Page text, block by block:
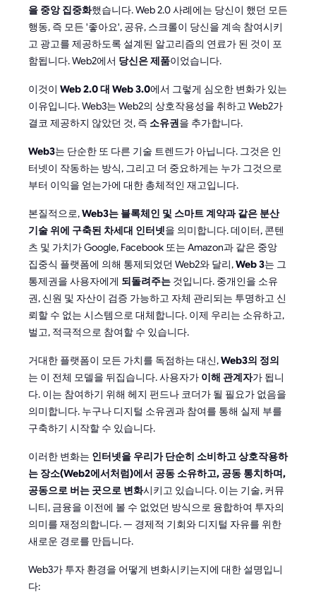
을 중앙 집중화했습니다. Web 2.0 사례에는 당신이 했던 모든
행동, 즉 모든 '좋아요', 공유, 스크롤이 당신을 계속 참여시키
고 광고를 제공하도록 설계된 알고리즘의 연료가 된 것이 포
함됩니다. Web2에서 당신은 제품이었습니다.
이것이 Web 2.0 대 Web 3.0에서 그렇게 심오한 변화가 있는
이유입니다. Web3는 Web2의 상호작용성을 취하고 Web2가
결코 제공하지 않았던 것, 즉 소유권을 추가합니다.
Web3는 단순한 또 다른 기술 트렌드가 아닙니다. 그것은 인
터넷이 작동하는 방식, 그리고 더 중요하게는 누가 그것으로
부터 이익을 얻는가에 대한 총체적인 재고입니다.
본질적으로,Web3는 블록체인 및 스마트 계약과 같은 분산
기술 위에 구축된 차세대 인터넷을 의미합니다. 데이터, 콘텐
츠 및 가치가 Google, Facebook 또는 Amazon과 같은 중앙
집중식 플랫폼에 의해 통제되었던 Web2와 달리,Web 3는 그
통제권을 사용자에게 되돌려주는 것입니다. 중개인을 소유
권, 신원 및 자산이 검증 가능하고 자체 관리되는 투명하고 신
뢰할 수 없는 시스템으로 대체합니다. 이제 우리는 소유하고,
벌고, 적극적으로 참여할 수 있습니다.
거대한 플랫폼이 모든 가치를 독점하는 대신,Web3의 정의
는 이 전체 모델을 뒤집습니다. 사용자가 이해 관계자가 됩니
다. 이는 참여하기 위해 헤지 펀드나 코더가 될 필요가 없음을
의미합니다. 누구나 디지털 소유권과 참여를 통해 실제 부를
구축하기 시작할 수 있습니다.
이러한 변화는 인터넷을 우리가 단순히 소비하고 상호작용하
는 장소(Web2에서처럼)에서 공동 소유하고, 공동 통치하며,
공동으로 버는 곳으로 변화시키고 있습니다. 이는 기술, 커뮤
니티, 금융을 이전에 볼 수 없었던 방식으로 융합하여 투자의
의미를 재정의합니다. — 경제적 기회와 디지털 자유를 위한
새로운 경로를 만듭니다.
Web3가 투자 환경을 어떻게 변화시키는지에 대한 설명입니
다: